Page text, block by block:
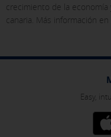
crecimiento de la
canaria. Más información en
Easy,
the bottom of the page.